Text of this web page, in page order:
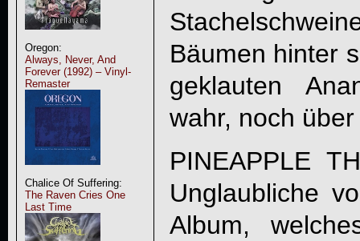
Oregon:
Always, Never, And
Forever (1992) – Vinyl-
Remaster
Chalice Of Suffering:
The Raven Cries One
Last Time
Bäumen hinter
geklauten
wahr, noch
PINEAPPLE
Unglaubliche
Album,